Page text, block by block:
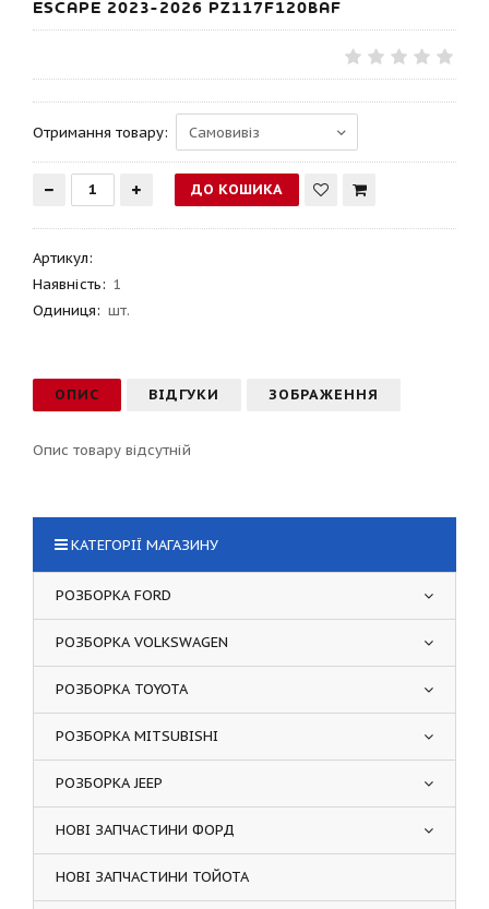
ESCAPE 2023-2026 PZ117F120BAF
Отримання товару:
Артикул:
Наявність: 1
Одиниця: шт.
ОПИС ВІДГУКИ ЗОБРАЖЕННЯ
Опис товару відсутній
КАТЕГОРІЇ МАГАЗИНУ
РОЗБОРКА FORD
РОЗБОРКА VOLKSWAGEN
РОЗБОРКА TOYOTA
РОЗБОРКА MITSUBISHI
РОЗБОРКА JEEP
НОВІ ЗАПЧАСТИНИ ФОРД
НОВІ ЗАПЧАСТИНИ ТОЙОТА